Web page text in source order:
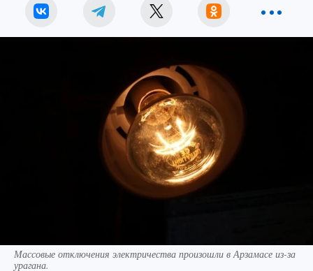
Массовые отключения электричества произошли в Арзамасе из-за
урагана.